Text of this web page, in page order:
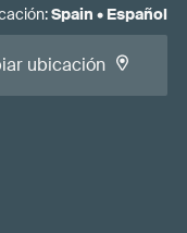
:Spain • Español
ubicación